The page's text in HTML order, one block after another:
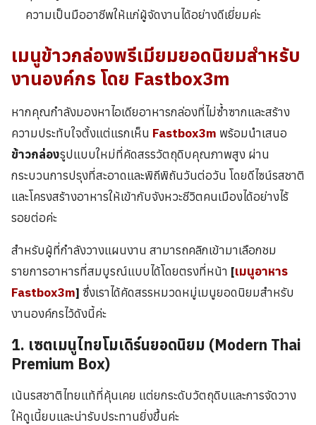
ความเป็นมืออาชีพให้แก่ผู้จัดงานได้อย่างดีเยี่ยมค่ะ
เมนูข้าวกล่องพรีเมียมยอดนิยมสำหรับ
งานองค์กร โดย Fastbox3m
หากคุณกำลังมองหาไอเดียอาหารกล่องที่ไม่ซ้ำซากและสร้าง
ความประทับใจตั้งแต่แรกเห็น Fastbox3m พร้อมนำเสนอ
ข้าวกล่องรูปแบบใหม่ที่คัดสรรวัตถุดิบคุณภาพสูง ผ่าน
กระบวนการปรุงที่สะอาดและพิถีพิถันวันต่อวัน โดยดีไซน์รสชาติ
และโครงสร้างอาหารให้เข้ากับจังหวะชีวิตคนเมืองได้อย่างไร้
รอยต่อค่ะ
สำหรับผู้ที่กำลังวางแผนงาน สามารถคลิกเข้ามาเลือกชม
รายการอาหารที่สมบูรณ์แบบได้โดยตรงที่หน้า [เมนูอาหาร
Fastbox3m] ซึ่งเราได้คัดสรรหมวดหมู่เมนูยอดนิยมสำหรับ
งานองค์กรไว้ดังนี้ค่ะ
1. เซตเมนูไทยโมเดิร์นยอดนิยม (Modern Thai
Premium Box)
เน้นรสชาติไทยแท้ที่คุ้นเคย แต่ยกระดับวัตถุดิบและการจัดวาง
ให้ดูเนี้ยบและน่ารับประทานยิ่งขึ้นค่ะ